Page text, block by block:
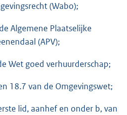
(Wabo);
Algemene Plaatselijke
(APV);
Wet goed verhuurderschap;
18.7 van de Omgevingswet;
lid, aanhef en onder b, van